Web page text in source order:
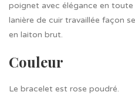
poignet avec élégance en
lanière de cuir travaillée façon
en laiton brut.
Couleur
Le bracelet est rose poudré.